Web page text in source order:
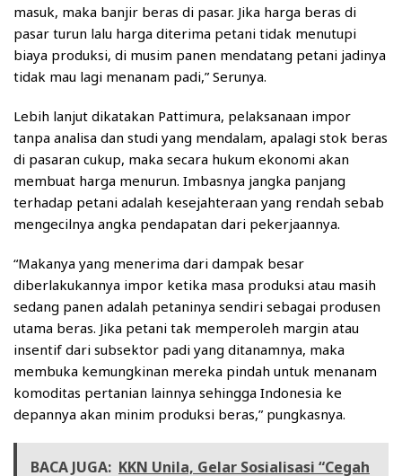
masuk, maka banjir beras di pasar. Jika harga beras di
pasar turun lalu harga diterima petani tidak menutupi
biaya produksi, di musim panen mendatang petani jadinya
tidak mau lagi menanam padi,” Serunya.
Lebih lanjut dikatakan Pattimura, pelaksanaan impor
tanpa analisa dan studi yang mendalam, apalagi stok beras
di pasaran cukup, maka secara hukum ekonomi akan
membuat harga menurun. Imbasnya jangka panjang
terhadap petani adalah kesejahteraan yang rendah sebab
mengecilnya angka pendapatan dari pekerjaannya.
“Makanya yang menerima dari dampak besar
diberlakukannya impor ketika masa produksi atau masih
sedang panen adalah petaninya sendiri sebagai produsen
utama beras. Jika petani tak memperoleh margin atau
insentif dari subsektor padi yang ditanamnya, maka
membuka kemungkinan mereka pindah untuk menanam
komoditas pertanian lainnya sehingga Indonesia ke
depannya akan minim produksi beras,” pungkasnya.
BACA JUGA: KKN Unila, Gelar Sosialisasi “Cegah